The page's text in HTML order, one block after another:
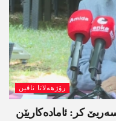
رۆژھەلاتا ناڤین
کر: ئامادەکاریێن